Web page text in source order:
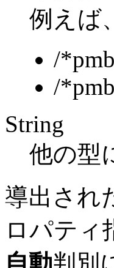
例えば
/
/
String
他の型
導出され
ロパティ